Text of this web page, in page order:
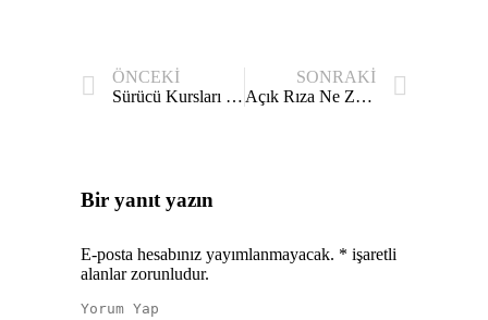
ÖNCEKI
Sürücü Kursları İçin KVKK Rehberi: Kursiyer Verileri, Sağlık Raporları ve Kamera Kayıtları
SONRAKI
Açık Rıza Ne Zaman Gerekir, Ne Zaman Gerekmez?
Bir yanıt yazın
E-posta hesabınız yayımlanmayacak. * işaretli
alanlar zorunludur.
Yorum Yap